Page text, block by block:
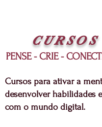
CURSOS
PENSE - CRIE -
Cursos para ativar a
desenvolver habilidades
com o mundo digital.